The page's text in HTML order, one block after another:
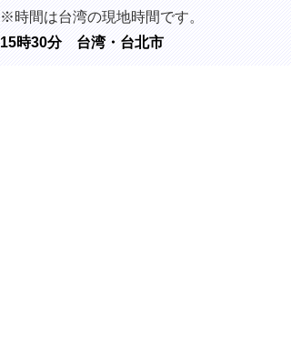
※時間は台湾の現地時間です。
15時30分 台湾・台北市